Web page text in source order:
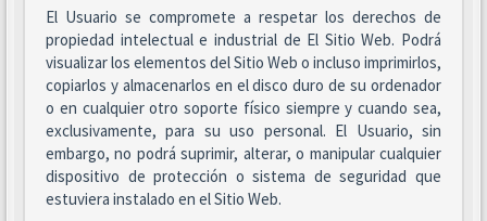
El Usuario se compromete a respetar los derechos de
propiedad intelectual e industrial de El Sitio Web. Podrá
visualizar los elementos del Sitio Web o incluso imprimirlos,
copiarlos y almacenarlos en el disco duro de su ordenador
o en cualquier otro soporte físico siempre y cuando sea,
exclusivamente, para su uso personal. El Usuario, sin
embargo, no podrá suprimir, alterar, o manipular cualquier
dispositivo de protección o sistema de seguridad que
estuviera instalado en el Sitio Web.